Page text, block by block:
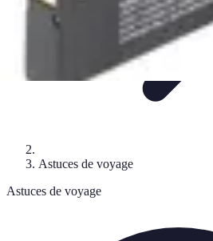
Astuces de voyage
Astuces de voyage